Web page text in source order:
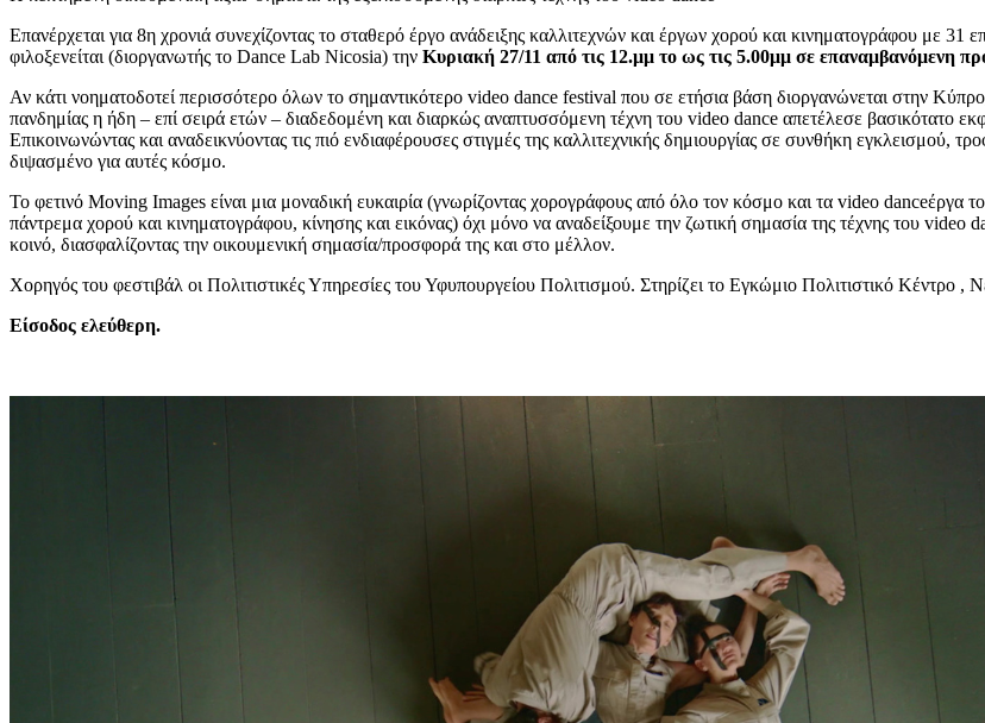
Eπανέρχεται για 8η χρονιά συνεχίζοντας το σταθερό έργο ανάδειξης καλλιτεχνών και έργων χορού και κινηματογράφου με
φιλοξενείται (διοργανωτής το Dance Lab Nicosia) την Κυριακή 27/11 από τις 12.μμ το ως τις 5.00μμ σε επαναμβανόμενη
Αν κάτι νοηματοδοτεί περισσότερο όλων το σημαντικότερο video dance festival που σε ετήσια βάση διοργανώνεται στην Κύπρο,
πανδημίας η ήδη – επί σειρά ετών – διαδεδομένη και διαρκώς αναπτυσσόμενη τέχνη του video dance απετέλεσε βασικότατο
Επικοινωνώντας και αναδεικνύοντας τις πιό ενδιαφέρουσες στιγμές της καλλιτεχνικής δημιουργίας σε συνθήκη εγκλεισμού,
διψασμένο για αυτές κόσμο.
Το φετινό Moving Images είναι μια μοναδική ευκαιρία (γνωρίζοντας χορογράφους από όλο τον κόσμο και τα video danceέργα
πάντρεμα χορού και κινηματογράφου, κίνησης και εικόνας) όχι μόνο να αναδείξουμε την ζωτική σημασία της τέχνης του
κοινό, διασφαλίζοντας την οικουμενική σημασία/προσφορά της και στο μέλλον.
Χορηγός του φεστιβάλ οι Πολιτιστικές Υπηρεσίες του Υφυπουργείου Πολιτισμού. Στηρίζει το Εγκώμιο Πολιτιστικό
Είσοδος ελεύθερη.